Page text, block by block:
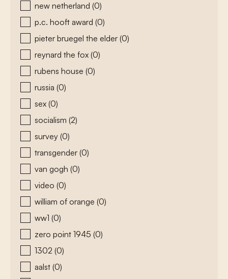
new netherland (0)
p.c. hooft award (0)
pieter bruegel the elder (0)
reynard the fox (0)
rubens house (0)
russia (0)
sex (0)
socialism (2)
survey (0)
transgender (0)
van gogh (0)
video (0)
william of orange (0)
ww1 (0)
zero point 1945 (0)
1302 (0)
aalst (0)